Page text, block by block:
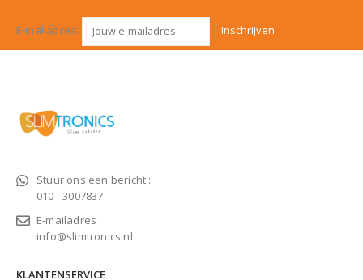
E-mailadres:
Stuur ons een bericht :
010 - 3007837
E-mailadres :
info@slimtronics.nl
KLANTENSERVICE